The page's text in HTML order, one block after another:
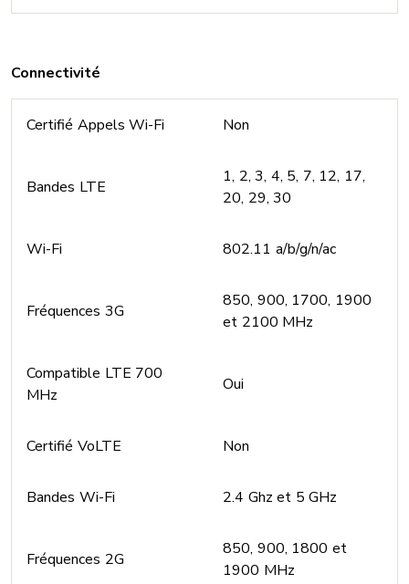
Connectivité
Certifié Appels Wi-Fi Non
Bandes LTE
1, 2, 3, 4, 5, 7, 12, 17,
20, 29, 30
Wi-Fi 802.11 a/b/g/n/ac
Fréquences 3G
850, 900, 1700, 1900
et 2100 MHz
Compatible LTE 700
MHz
Oui
Certifié VoLTE Non
Bandes Wi-Fi 2.4 Ghz et 5 GHz
Fréquences 2G
850, 900, 1800 et
1900 MHz